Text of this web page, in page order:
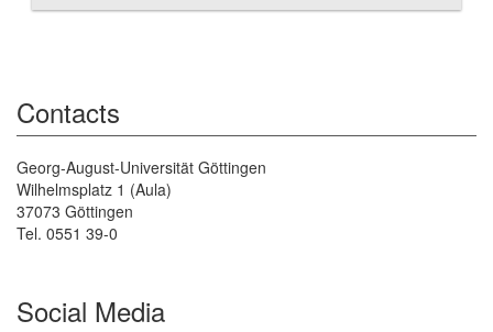
Contacts
Georg-August-Universität Göttingen
Wilhelmsplatz 1 (Aula)
37073 Göttingen
Tel. 0551 39-0
Social Media